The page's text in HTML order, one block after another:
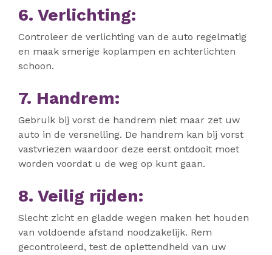
6. Verlichting:
Controleer de verlichting van de auto regelmatig
en maak smerige koplampen en achterlichten
schoon.
7. Handrem:
Gebruik bij vorst de handrem niet maar zet uw
auto in de versnelling. De handrem kan bij vorst
vastvriezen waardoor deze eerst ontdooit moet
worden voordat u de weg op kunt gaan.
8. Veilig rijden:
Slecht zicht en gladde wegen maken het houden
van voldoende afstand noodzakelijk. Rem
gecontroleerd, test de oplettendheid van uw